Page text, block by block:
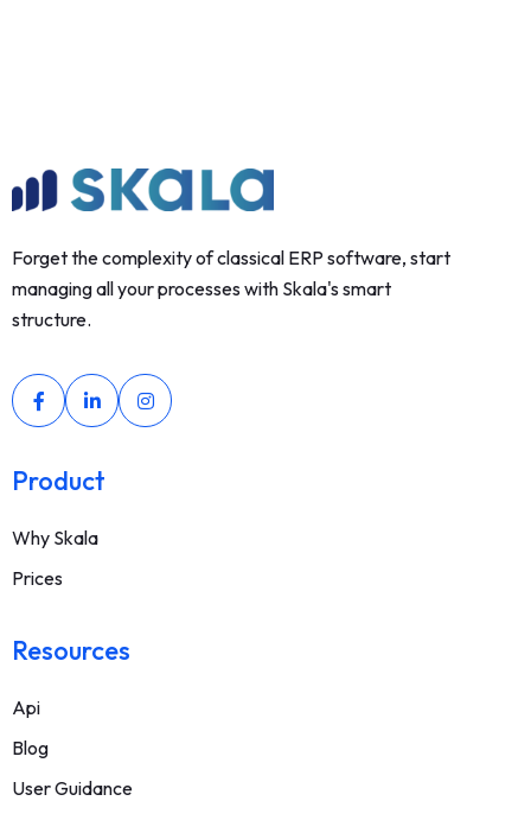
Forget the complexity of classical ERP software, start
managing all your processes with Skala's smart
structure.
Product
Why Skala
Prices
Resources
Api
Blog
User Guidance